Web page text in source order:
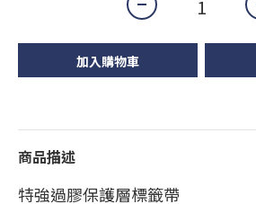
加入購物車
商品描述
特強過膠保護層標籤帶